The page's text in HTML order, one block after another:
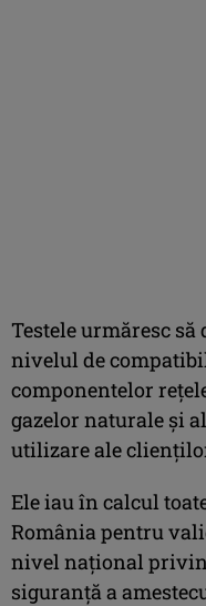
Testele urmăresc
nivelul de
componentelor
gazelor naturale și
utilizare ale
Ele iau în calcul
România pentru
nivel național
siguranță a